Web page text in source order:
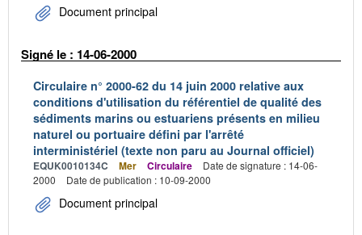
Document principal
Signé le : 14-06-2000
Circulaire n° 2000-62 du 14 juin 2000 relative aux
conditions d'utilisation du référentiel de qualité des
sédiments marins ou estuariens présents en milieu
naturel ou portuaire défini par l'arrêté
interministériel (texte non paru au Journal officiel)
EQUK0010134C Mer Circulaire
Date de signature : 14-06-
2000
Date de publication : 10-09-2000
Document principal